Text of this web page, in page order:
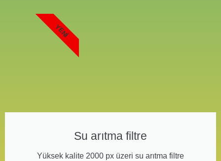
Su arıtma filtre
Yüksek kalite 2000 px üzeri su arıtma filtre
YENI